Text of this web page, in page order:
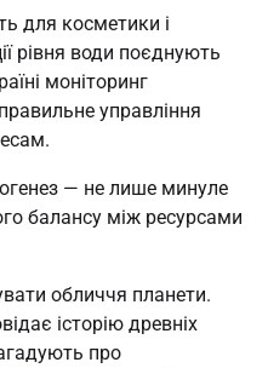
для косметики і
рівня води поєднують
моніторинг
управління
— не лише минуле
балансу між ресурсами
обличчя планети.
історію древніх
про